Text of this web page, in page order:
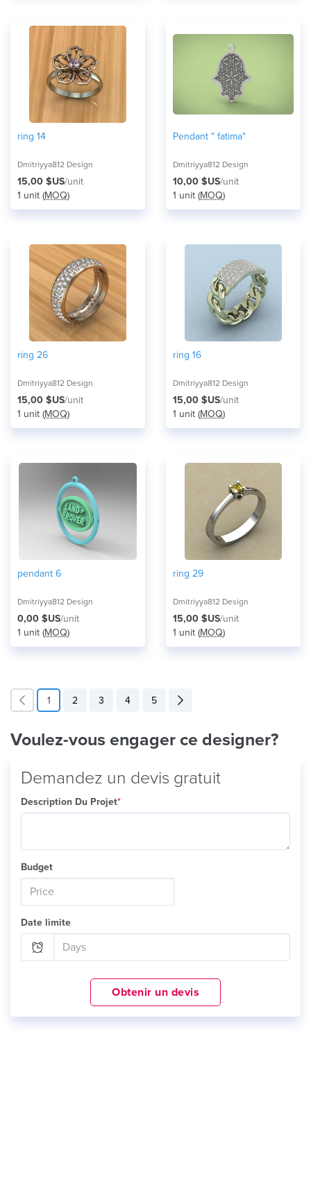
ring 14
Dmitriyya812 Design
15,00 $US/unit
1 unit (MOQ)
Pendant " fatima"
Dmitriyya812 Design
10,00 $US/unit
1 unit (MOQ)
ring 26
Dmitriyya812 Design
15,00 $US/unit
1 unit (MOQ)
ring 16
Dmitriyya812 Design
15,00 $US/unit
1 unit (MOQ)
pendant 6
Dmitriyya812 Design
0,00 $US/unit
1 unit (MOQ)
ring 29
Dmitriyya812 Design
15,00 $US/unit
1 unit (MOQ)
1 2 3 4 5
Voulez-vous engager ce designer?
Demandez un devis gratuit
Description Du Projet*
Budget
Date limite
Obtenir un devis